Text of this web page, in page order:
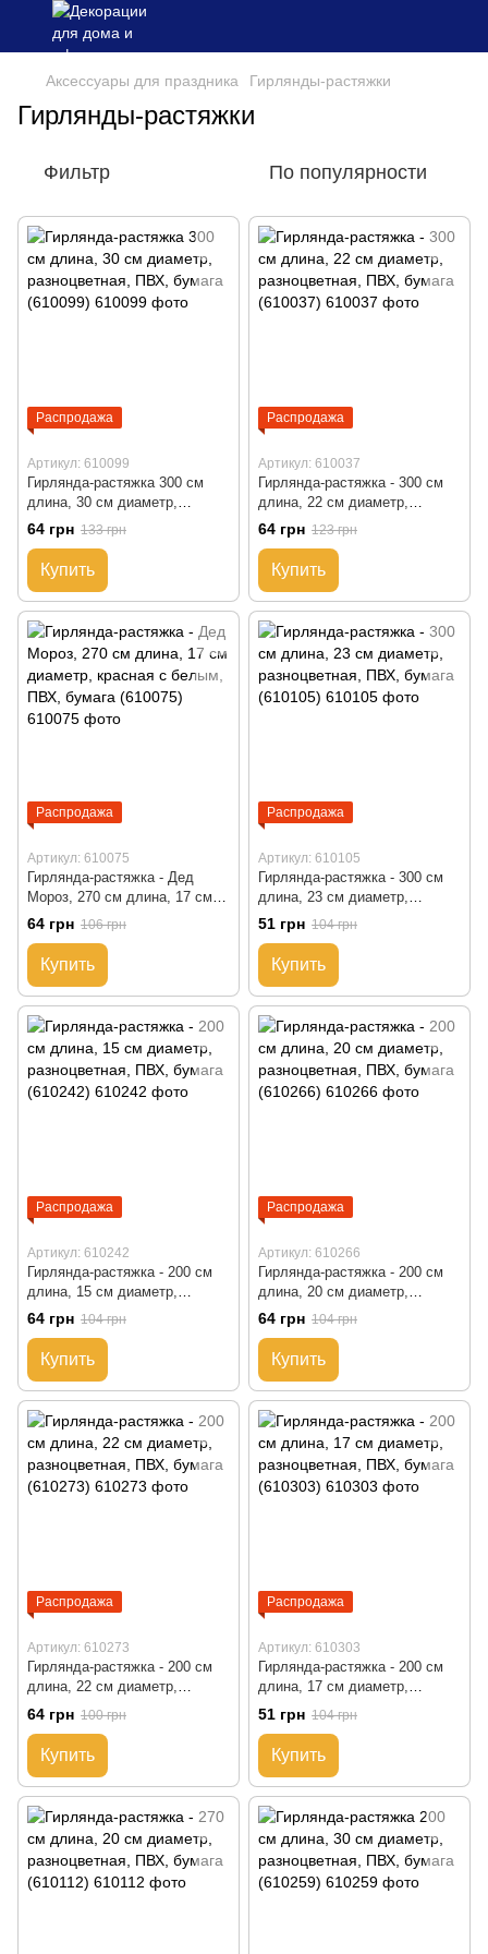
Аксессуары для праздника Гирлянды-растяжки
Гирлянды-растяжки
Фильтр По популярности
Распродажа
Артикул: 610099
Гирлянда-растяжка 300 см
длина, 30 см диаметр,
разноцветная, ПВХ, бумага
(610099)
64 грн 133 грн
Купить
Распродажа
Артикул: 610037
Гирлянда-растяжка - 300 см
длина, 22 см диаметр,
разноцветная, ПВХ, бумага
(610037)
64 грн 123 грн
Купить
Распродажа
Артикул: 610075
Гирлянда-растяжка - Дед
Мороз, 270 см длина, 17 см
диаметр, красная с белым,
ПВХ, бумага (610075)
64 грн 106 грн
Купить
Распродажа
Артикул: 610105
Гирлянда-растяжка - 300 см
длина, 23 см диаметр,
разноцветная, ПВХ, бумага
(610105)
51 грн 104 грн
Купить
Распродажа
Артикул: 610242
Гирлянда-растяжка - 200 см
длина, 15 см диаметр,
разноцветная, ПВХ, бумага
(610242)
64 грн 104 грн
Купить
Распродажа
Артикул: 610266
Гирлянда-растяжка - 200 см
длина, 20 см диаметр,
разноцветная, ПВХ, бумага
(610266)
64 грн 104 грн
Купить
Распродажа
Артикул: 610273
Гирлянда-растяжка - 200 см
длина, 22 см диаметр,
разноцветная, ПВХ, бумага
(610273)
64 грн 100 грн
Купить
Распродажа
Артикул: 610303
Гирлянда-растяжка - 200 см
длина, 17 см диаметр,
разноцветная, ПВХ, бумага
(610303)
51 грн 104 грн
Купить